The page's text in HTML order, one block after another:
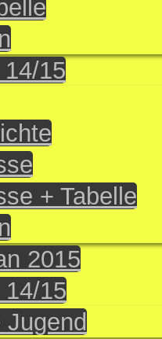
15
+ Tabelle
2015
15